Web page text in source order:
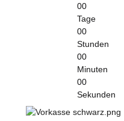
00
Tage
00
Stunden
00
Minuten
00
Sekunden